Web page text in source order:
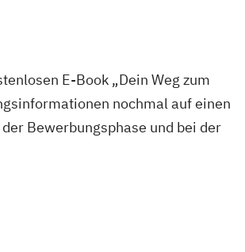
E-Book „Dein Weg zum
nochmal auf einen
Bewerbungsphase und bei der